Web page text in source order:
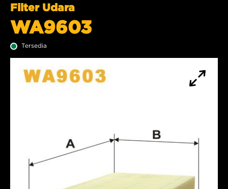
Filter Udara
WA9603
Tersedia